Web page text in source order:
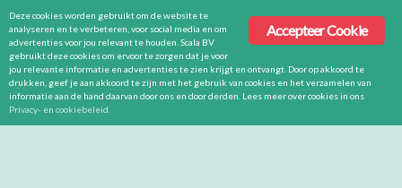
Accepteer Cookie
Deze cookies worden gebruikt om de website te
analyseren en te verbeteren, voor social media en om
advertenties voor jou relevant te houden. Scala BV
gebruikt deze cookies om ervoor te zorgen dat je voor
jou relevante informatie en advertenties te zien krijgt en ontvangt. Door op akkoord te
drukken, geef je aan akkoord te zijn met het gebruik van cookies en het verzamelen van
informatie aan de hand daarvan door ons en door derden. Lees meer over cookies in ons
Privacy- en cookiebeleid